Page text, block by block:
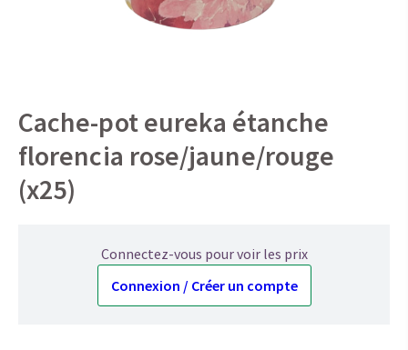
Cache-pot eureka étanche
florencia rose/jaune/rouge
(x25)
Connectez-vous pour voir les prix
Connexion / Créer un compte